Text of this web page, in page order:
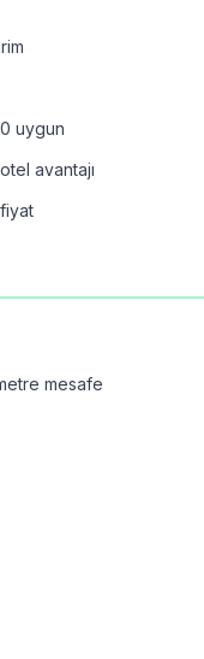
uygun
avantajı
mesafe